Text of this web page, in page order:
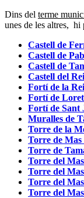
Dins del terme
unes de les altres, hi
Castell de
Castell de
Castell de
Castell del Rei
Fortí de la
Fortí de
Fortí de Sant
Muralles de
Torre de la
Torre de Mas
Torre de
Torre del
Torre del
Torre del
Torre del